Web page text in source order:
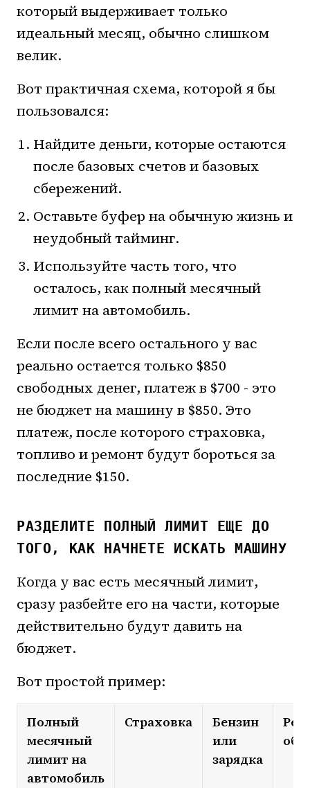
который выдерживает только
идеальный месяц, обычно слишком
велик.
Вот практичная схема, которой я бы
пользовался:
Найдите деньги, которые остаются
после базовых счетов и базовых
сбережений.
Оставьте буфер на обычную жизнь и
неудобный тайминг.
Используйте часть того, что
осталось, как полный месячный
лимит на автомобиль.
Если после всего остального у вас
реально остается только $850
свободных денег, платеж в $700 - это
не бюджет на машину в $850. Это
платеж, после которого страховка,
топливо и ремонт будут бороться за
последние $150.
РАЗДЕЛИТЕ ПОЛНЫЙ ЛИМИТ ЕЩЕ ДО
ТОГО, КАК НАЧНЕТЕ ИСКАТЬ МАШИНУ
Когда у вас есть месячный лимит,
сразу разбейте его на части, которые
действительно будут давить на
бюджет.
Вот простой пример:
Полный
месячный
лимит на
автомобиль
Страховка
Бензин
или
зарядка